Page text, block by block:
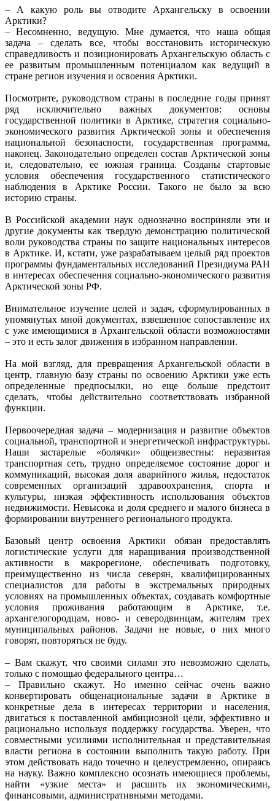
– А какую роль вы отводите Архангельску в освоении
Арктики?
– Несомненно, ведущую. Мне думается, что наша общая
задача – сделать все, чтобы восстановить историческую
справедливость и позиционировать Архангельскую область с
ее развитым промышленным потенциалом как ведущий в
стране регион изучения и освоения Арктики.
Посмотрите, руководством страны в последние годы принят
ряд исключительно важных документов: основы
государственной политики в Арктике, стратегия социально-
экономического развития Арктической зоны и обеспечения
национальной безопасности, государственная программа,
наконец. Законодательно определен состав Арктической зоны
и, следовательно, ее южная граница. Созданы стартовые
условия обеспечения государственного статистического
наблюдения в Арктике России. Такого не было за всю
историю страны.
В Российской академии наук однозначно восприняли эти и
другие документы как твердую демонстрацию политической
воли руководства страны по защите национальных интересов
в Арктике. И, кстати, уже разрабатываем целый ряд проектов
программы фундаментальных исследований Президиума РАН
в интересах обеспечения социально-экономического развития
Арктической зоны РФ.
Внимательное изучение целей и задач, сформулированных в
упомянутых мной документах, взвешенное сопоставление их
с уже имеющимися в Архангельской области возможностями
– это и есть залог движения в избранном направлении.
На мой взгляд, для превращения Архангельской области в
центр, главную базу страны по освоению Арктики уже есть
определенные предпосылки, но еще больше предстоит
сделать, чтобы действительно соответствовать избранной
функции.
Первоочередная задача – модернизация и развитие объектов
социальной, транспортной и энергетической инфраструктуры.
Наши застарелые «болячки» общеизвестны: неразвитая
транспортная сеть, трудно определяемое состояние дорог и
коммуникаций, высокая доля аварийного жилья, недостаток
современных организаций здравоохранения, спорта и
культуры, низкая эффективность использования объектов
недвижимости. Невысока и доля среднего и малого бизнеса в
формировании внутреннего регионального продукта.
Базовый центр освоения Арктики обязан предоставлять
логистические услуги для наращивания производственной
активности в макрорегионе, обеспечивать подготовку,
преимущественно из числа северян, квалифицированных
специалистов для работы в экстремальных природных
условиях на промышленных объектах, создавать комфортные
условия проживания работающим в Арктике, т.е.
архангелогородцам, ново- и северодвинцам, жителям трех
муниципальных районов. Задачи не новые, о них много
говорят, повторяться не буду.
– Вам скажут, что своими силами это невозможно сделать,
только с помощью федерального центра…
– Правильно скажут. Но именно сейчас очень важно
конвертировать общенациональные задачи в Арктике в
конкретные дела в интересах территории и населения,
двигаться к поставленной амбициозной цели, эффективно и
рационально используя поддержку государства. Уверен, что
совместными усилиями исполнительная и представительная
власти региона в состоянии выполнить такую работу. При
этом действовать надо точечно и целеустремленно, опираясь
на науку. Важно комплексно осознать имеющиеся проблемы,
найти «узкие места» и расшить их экономическими,
финансовыми, административными методами.